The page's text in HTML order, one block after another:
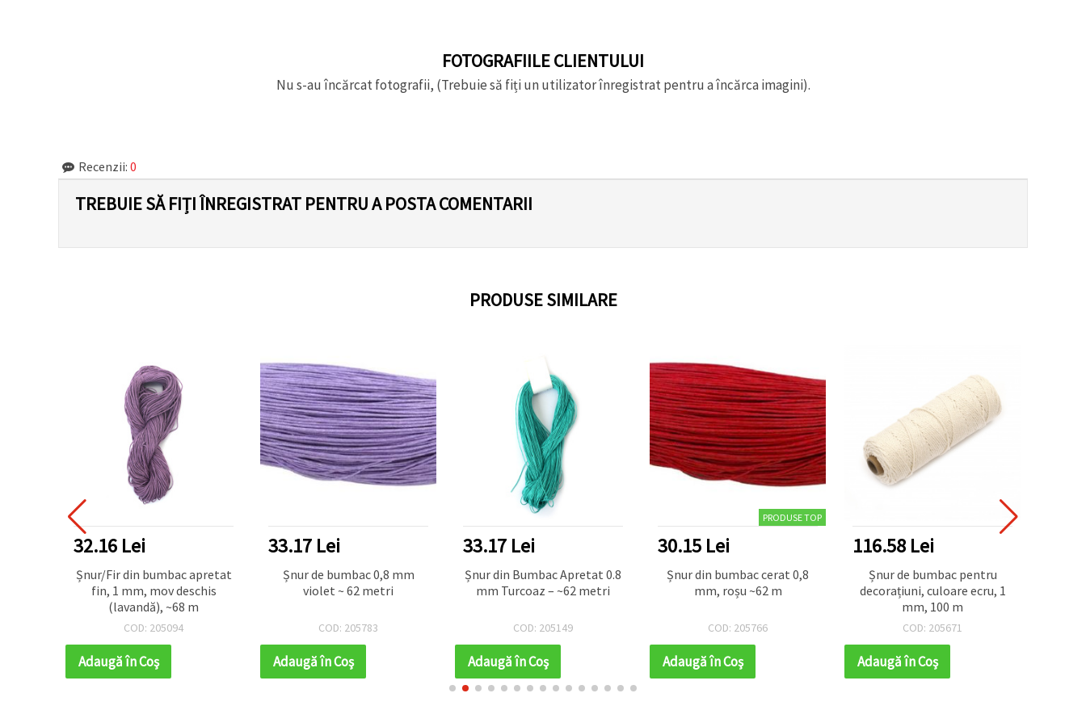
FOTOGRAFIILE CLIENTULUI
Nu s-au încărcat fotografii, (Trebuie să fiți un utilizator înregistrat pentru a încărca imagini).
Recenzii: 0
TREBUIE SĂ FIȚI ÎNREGISTRAT PENTRU A POSTA COMENTARII
PRODUSE SIMILARE
32.16 Lei
Șnur/Fir din bumbac apretat
fin, 1 mm, mov deschis
(lavandă), ~68 m
COD: 205094
Adaugă în Coş
33.17 Lei
Șnur de bumbac 0,8 mm
violet ~ 62 metri
COD: 205783
Adaugă în Coş
33.17 Lei
Șnur din Bumbac Apretat 0.8
mm Turcoaz – ~62 metri
COD: 205149
Adaugă în Coş
PRODUSE TOP
30.15 Lei
Șnur din bumbac cerat 0,8
mm, roșu ~62 m
COD: 205766
Adaugă în Coş
116.58 Lei
Șnur de bumbac pentru
decorațiuni, culoare ecru, 1
mm, 100 m
COD: 205671
Adaugă în Coş